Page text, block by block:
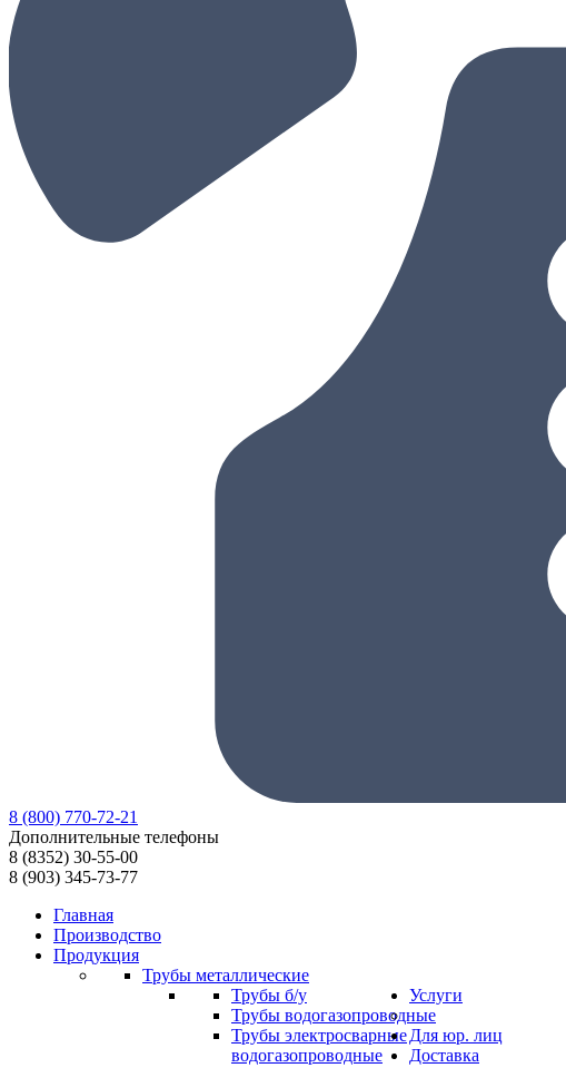
8 (800) 770-72-21
Дополнительные телефоны
8 (8352) 30-55-00
8 (903) 345-73-77
Главная
Производство
Продукция
Трубы металлические
Трубы б/у
Трубы водогазопроводные
Трубы электросварные
водогазопроводные
Услуги
Для юр. лиц
Доставка